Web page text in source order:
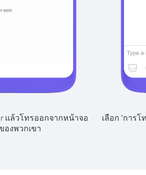
แล้วโทรออกจากหน้าจอ
งพวกเขา
เลือก "การ